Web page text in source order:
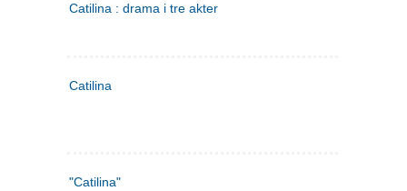
Catilina : drama i tre akter
Catilina
"Catilina"